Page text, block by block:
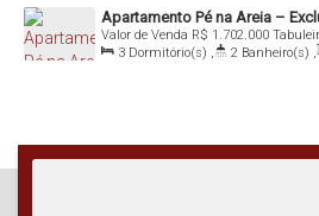
mais procurados durante o verão. Atrai
cidades pela beleza de suas praias e
atender os mais variados públicos.
Apartamento Pé na Areia –
Permanente para o Mar | Bairro
R$ 1.702.000
Valor de Venda
Brasil
3 Dormitório(s) , 2 Banheiro(s) ,